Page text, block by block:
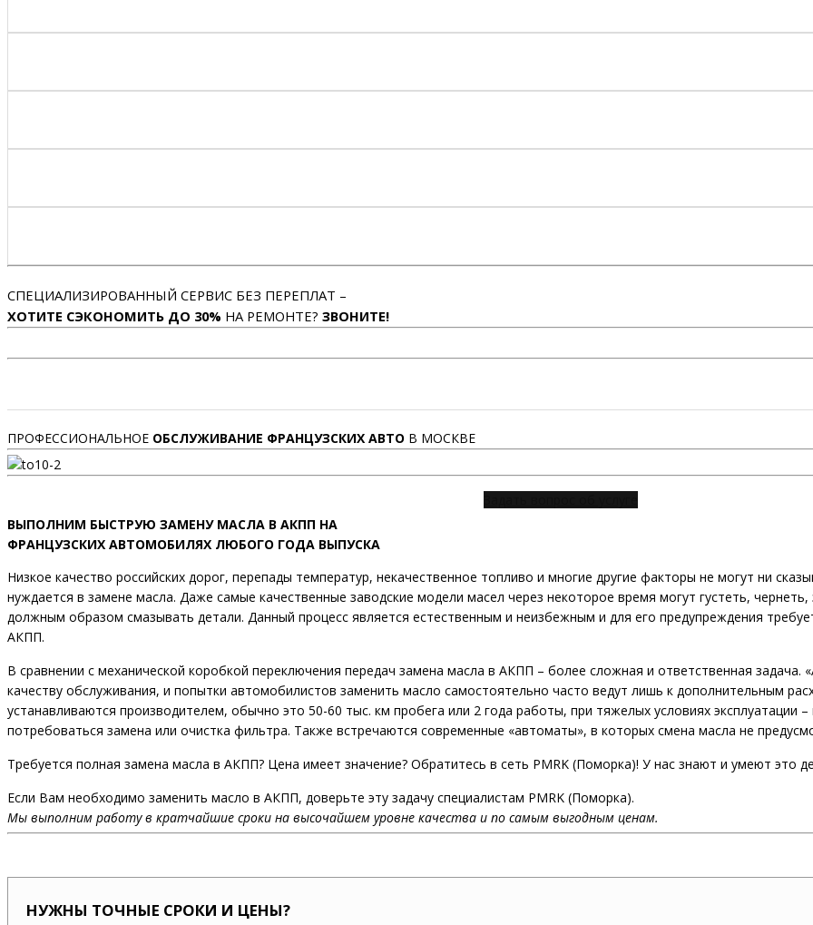
СПЕЦИАЛИЗИРОВАННЫЙ СЕРВИС БЕЗ ПЕРЕПЛАТ –
ХОТИТЕ СЭКОНОМИТЬ ДО 30% НА РЕМОНТЕ? ЗВОНИТЕ!
ПРОФЕССИОНАЛЬНОЕ ОБСЛУЖИВАНИЕ ФРАНЦУЗСКИХ АВТО В МОСКВЕ
ВЫПОЛНИМ БЫСТРУЮ ЗАМЕНУ МАСЛА В АКПП НА
ФРАНЦУЗСКИХ АВТОМОБИЛЯХ ЛЮБОГО ГОДА ВЫПУСКА
Низкое качество российских дорог, перепады температур, некачественное топливо и многие другие факторы не могут ни
нуждается в замене масла. Даже самые качественные заводские модели масел через некоторое время могут густеть, чернеть,
должным образом смазывать детали. Данный процесс является естественным и неизбежным и для его предупреждения
АКПП.
В сравнении с механической коробкой переключения передач замена масла в АКПП – более сложная и ответственная
качеству обслуживания, и попытки автомобилистов заменить масло самостоятельно часто ведут лишь к дополнительным
устанавливаются производителем, обычно это 50-60 тыс. км пробега или 2 года работы, при тяжелых условиях эксплуатации
потребоваться замена или очистка фильтра. Также встречаются современные «автоматы», в которых смена масла не
Требуется полная замена масла в АКПП? Цена имеет значение? Обратитесь в сеть PMRK (Поморка)! У нас знают и умеют это
Если Вам необходимо заменить масло в АКПП, доверьте эту задачу специалистам PMRK (Поморка).
Мы выполним работу в кратчайшие сроки на высочайшем уровне качества и по самым выгодным ценам.
НУЖНЫ ТОЧНЫЕ СРОКИ И ЦЕНЫ?